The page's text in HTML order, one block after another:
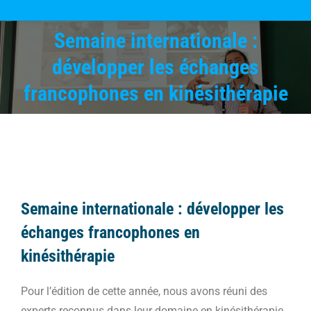
Semaine internationale :
développer les échanges
francophones en kinésithérapie
Vous êtes ici :
Semaine internationale : développer les
échanges francophones en
kinésithérapie
Pour l’édition de cette année, nous avons réuni des